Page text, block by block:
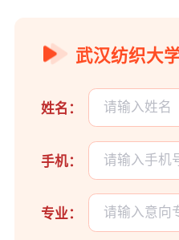
武汉纺织大
姓名：
手机：
专业：